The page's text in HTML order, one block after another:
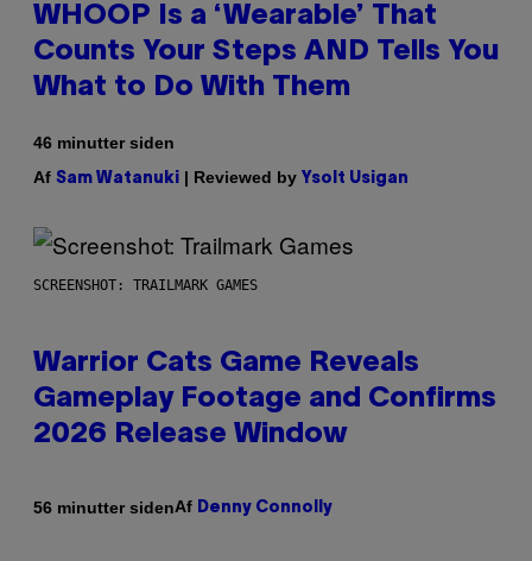
WHOOP Is a ‘Wearable’ That
Counts Your Steps AND Tells You
What to Do With Them
46 minutter siden
Af Sam Watanuki | Reviewed by Ysolt Usigan
SCREENSHOT: TRAILMARK GAMES
Warrior Cats Game Reveals
Gameplay Footage and Confirms
2026 Release Window
56 minutter sidenAf Denny Connolly